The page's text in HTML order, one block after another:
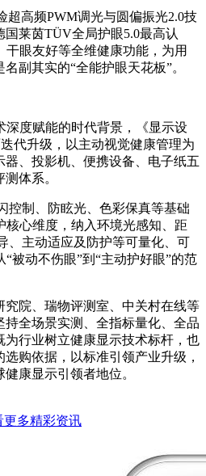
超高频PWM调光与圆偏振光2.0技
莱茵TÜV全局护眼5.0最高认
眼友好等全维健康功能，为用
副其实的“全能护眼天花板”。
深度赋能的时代背景，《显示设
代升级，以主动视觉健康管理为
、投影机、便携设备、电子纸五
体系。
控制、防眩光、色彩保真等基础
心维度，纳入环境光感知、距
、主动适应及防护等可量化、可
被动不伤眼”到“主动护好眼”的范
院、瑞物评测室、中关村在线等
全场景实测、全指标量化、全品
行业树立健康显示技术标杆，也
购依据，以标准引领产业升级，
康显示引领者地位。
更多精彩资讯